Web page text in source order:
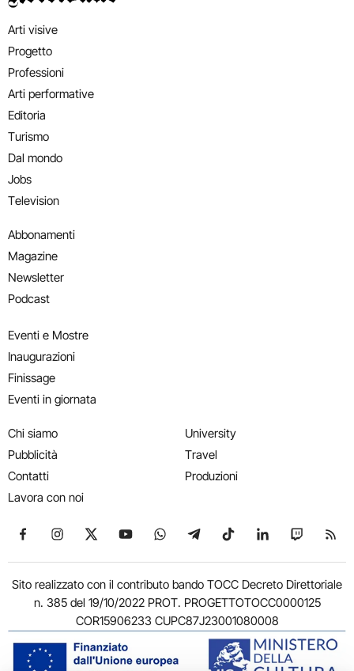
Arti visive
Progetto
Professioni
Arti performative
Editoria
Turismo
Dal mondo
Jobs
Television
Abbonamenti
Magazine
Newsletter
Podcast
Eventi e Mostre
Inaugurazioni
Finissage
Eventi in giornata
Chi siamo
Pubblicità
Contatti
Lavora con noi
University
Travel
Produzioni
Seguici su Facebook
Seguici su Instagram
Seguici su X
Seguici su YouTube
Seguici su WhatsApp
Seguici su Telegram
Seguici su TikTok
Seguici su
Seguici
Sito realizzato con il contributo bando TOCC Decreto Direttoriale
n. 385 del 19/10/2022 PROT. PROGETTOTOCC0000125
COR15906233 CUPC87J23001080008